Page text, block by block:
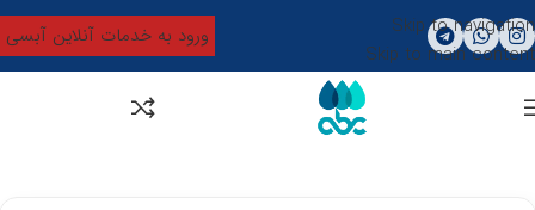
Skip to navigation
Skip to main content
ورود به خدمات آنلاین آبسی